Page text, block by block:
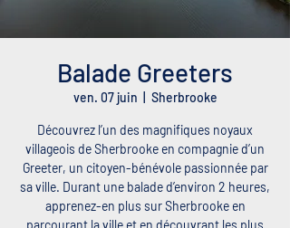
Balade Greeters
ven. 07 juin Sherbrooke
Découvrez l’un des magnifiques noyaux
villageois de Sherbrooke en compagnie d’un
Greeter, un citoyen-bénévole passionnée par
sa ville. Durant une balade d’environ 2 heures,
apprenez-en plus sur Sherbrooke en
parcourant la ville et en découvrant les plus